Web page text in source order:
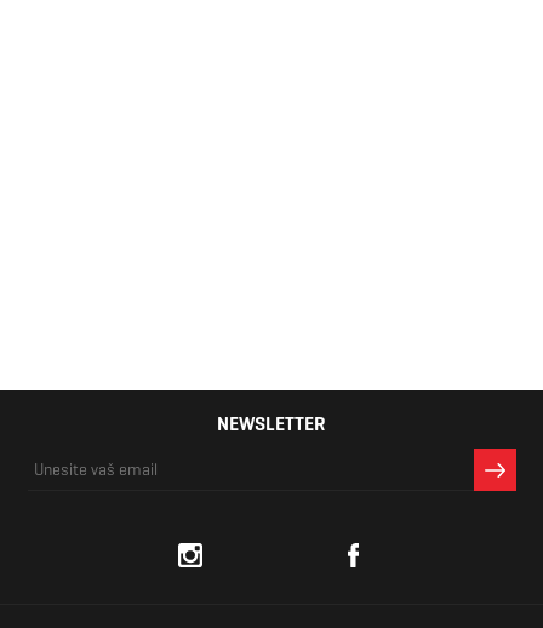
NEWSLETTER